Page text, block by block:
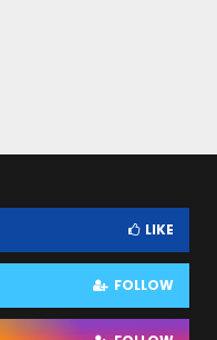
LIKE
FOLLOW